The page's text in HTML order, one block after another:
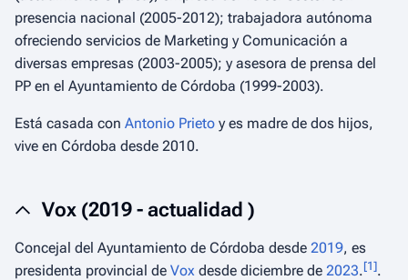
presencia nacional (2005-2012); trabajadora autónoma
ofreciendo servicios de Marketing y Comunicación a
diversas empresas (2003-2005); y asesora de prensa del
PP en el Ayuntamiento de Córdoba (1999-2003).
Está casada con Antonio Prieto y es madre de dos hijos,
vive en Córdoba desde 2010.
Vox (2019 - actualidad )
Concejal del Ayuntamiento de Córdoba desde 2019, es
presidenta provincial de Vox desde diciembre de 2023.[1].